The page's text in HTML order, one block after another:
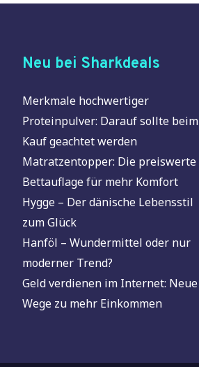
Neu bei Sharkdeals
Merkmale hochwertiger
Proteinpulver: Darauf sollte beim
Kauf geachtet werden
Matratzentopper: Die preiswerte
Bettauflage für mehr Komfort
Hygge – Der dänische Lebensstil
zum Glück
Hanföl – Wundermittel oder nur
moderner Trend?
Geld verdienen im Internet: Neue
Wege zu mehr Einkommen